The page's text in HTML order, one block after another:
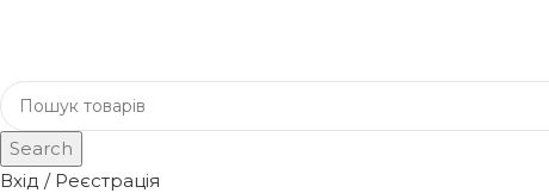
Search
Вхід / Реєстрація